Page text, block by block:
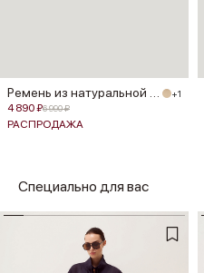
Ремень из натуральной кожи +1
4 890 ₽6 990 ₽
РАСПРОДАЖА
Специально для вас